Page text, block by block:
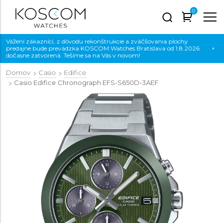
0
Vážení zákazníci, z dôvodu rekonštrukcie a zväčšovania plochy
predajne bude prevádzka KOSCOM Watches Bratislava od 1.8.2026
dočasne zatvorená. Tešíme sa na Vás v novom!
×
Domov Casio
Edifice
Casio Edifice Chronograph EFS-S650D-3AEF